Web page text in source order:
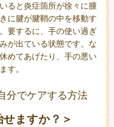
ると炎症箇所が徐々に腫
に腱が腱鞘の中を移動す
要するに、手の使い過ぎ
が出ている状態です。な
めてあげたり、手の悪い
す。
分でケアする方法
せますか？＞